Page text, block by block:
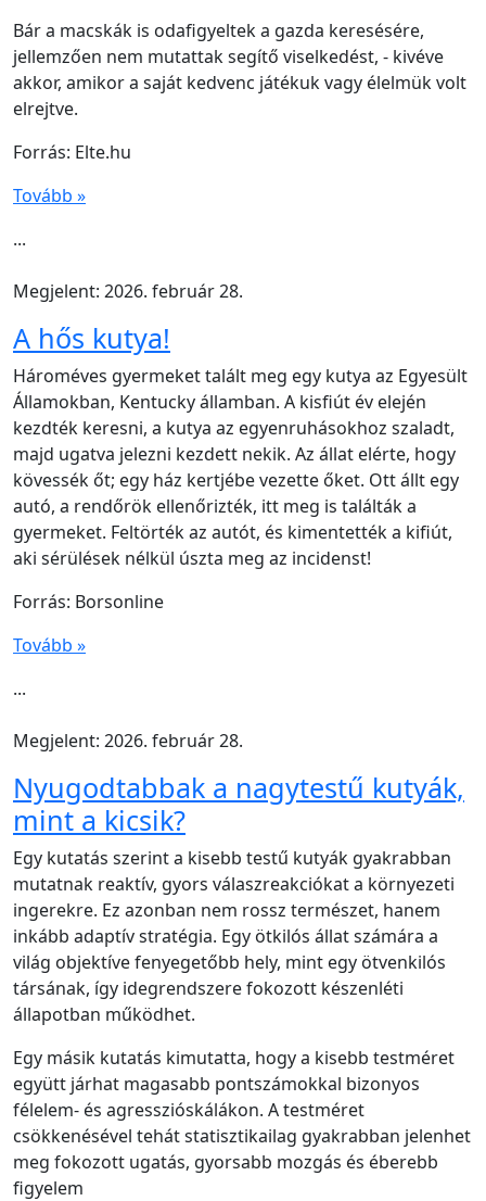
Bár a macskák is odafigyeltek a gazda keresésére,
jellemzően nem mutattak segítő viselkedést, - kivéve
akkor, amikor a saját kedvenc játékuk vagy élelmük volt
elrejtve.
Forrás: Elte.hu
Tovább »
...
Megjelent: 2026. február 28.
A hős kutya!
Hároméves gyermeket talált meg egy kutya az Egyesült
Államokban, Kentucky államban. A kisfiút év elején
kezdték keresni, a kutya az egyenruhásokhoz szaladt,
majd ugatva jelezni kezdett nekik. Az állat elérte, hogy
kövessék őt; egy ház kertjébe vezette őket. Ott állt egy
autó, a rendőrök ellenőrizték, itt meg is találták a
gyermeket. Feltörték az autót, és kimentették a kifiút,
aki sérülések nélkül úszta meg az incidenst!
Forrás: Borsonline
Tovább »
...
Megjelent: 2026. február 28.
Nyugodtabbak a nagytestű kutyák,
mint a kicsik?
Egy kutatás szerint a kisebb testű kutyák gyakrabban
mutatnak reaktív, gyors válaszreakciókat a környezeti
ingerekre. Ez azonban nem rossz természet, hanem
inkább adaptív stratégia. Egy ötkilós állat számára a
világ objektíve fenyegetőbb hely, mint egy ötvenkilós
társának, így idegrendszere fokozott készenléti
állapotban működhet.
Egy másik kutatás kimutatta, hogy a kisebb testméret
együtt járhat magasabb pontszámokkal bizonyos
félelem- és agresszióskálákon. A testméret
csökkenésével tehát statisztikailag gyakrabban jelenhet
meg fokozott ugatás, gyorsabb mozgás és éberebb
figyelem